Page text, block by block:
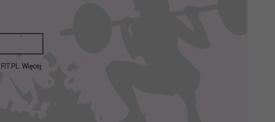
Więcej
przepisami, podstawie prawnej.
ich do Twoich zainteresowań,
do wykonania umów o ich świadczenie
z których korzystasz). Taką podstawą
uzasadniony interes administratora.
odbywać się na podstawie Twojej dobrowolnej